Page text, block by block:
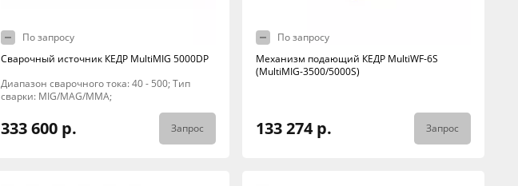
По запросу
Сварочный источник КЕДР MultiMIG 5000DP
Диапазон сварочного тока: 40 - 500; Тип
сварки: MIG/MAG/MMA;
333 600 р. Запрос
По запросу
Механизм подающий КЕДР MultiWF-6S
(MultiMIG-3500/5000S)
133 274 р. Запрос